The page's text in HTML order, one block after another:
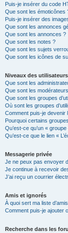
Puis-je insérer du code
Que sont les émoticônes
Puis-je insérer des
Que sont les annonces
Que sont les annonces ?
Que sont les notes ?
Que sont les sujets
Que sont les icônes de
Niveaux des
Que sont les
Que sont les
Que sont les groupes
Où sont les groupes
Comment puis-je devenir
Pourquoi certains
Qu’est-ce qu’un «
Qu’est-ce que le lien «
Messagerie privée
Je ne peux pas envoyer
Je continue à recevoir
J’ai reçu un courrier
Amis et ignorés
À quoi sert ma liste
Comment puis-je ajouter
Recherche dans les